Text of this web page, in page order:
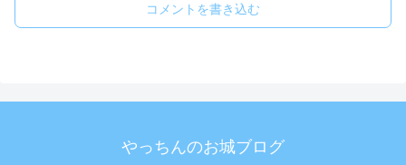
コメントを書き込む
やっちんのお城ブログ